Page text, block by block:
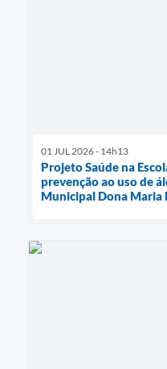
01 JUL 2026 - 14h13
Projeto Saúde na
prevenção ao uso de
Municipal Dona Maria